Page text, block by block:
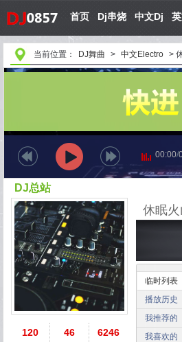
首页 Dj串烧 中文Dj
当前位置： DJ舞曲 > 中文Electro >
00:00/
临时列表
播放历史
我推荐的
我喜欢的
DJ总站
120 46 6246